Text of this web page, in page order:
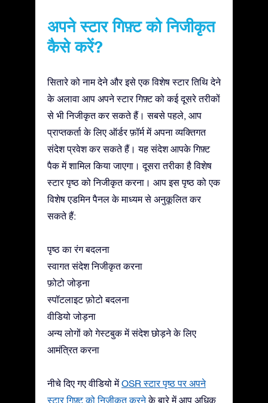
अपने स्टार गिफ़्ट को निजीकृत
कैसे करें?
सितारे को नाम देने और इसे एक विशेष स्टार तिथि देने
के अलावा आप अपने स्टार गिफ़्ट को कई दूसरे तरीकों
से भी निजीकृत कर सकते हैं। सबसे पहले, आप
प्राप्तकर्ता के लिए ऑर्डर फ़ॉर्म में अपना व्यक्तिगत
संदेश प्रवेश कर सकते हैं। यह संदेश आपके गिफ़्ट
पैक में शामिल किया जाएगा। दूसरा तरीका है विशेष
स्टार पृष्ठ को निजीकृत करना। आप इस पृष्ठ को एक
विशेष एडमिन पैनल के माध्यम से अनुकूलित कर
सकते हैं:
पृष्ठ का रंग बदलना
स्वागत संदेश निजीकृत करना
फ़ोटो जोड़ना
स्पॉटलाइट फ़ोटो बदलना
वीडियो जोड़ना
अन्य लोगों को गेस्टबुक में संदेश छोड़ने के लिए
आमंत्रित करना
नीचे दिए गए वीडियो मेंOSR स्टार पृष्ठ पर अपने
स्टार गिफ़्ट को निजीकृत करनेके बारे में आप अधिक